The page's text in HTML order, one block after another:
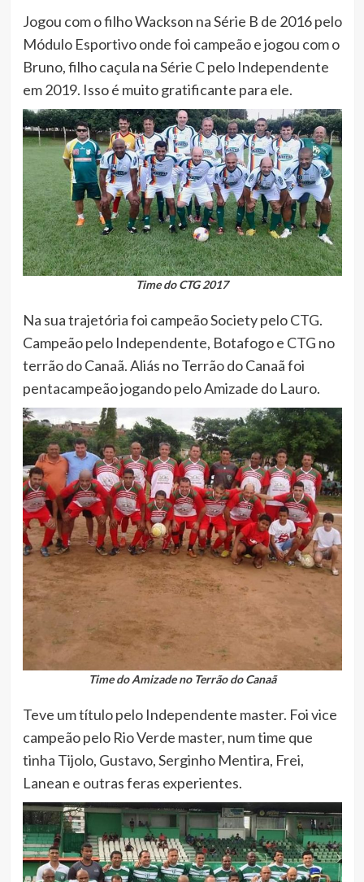
Jogou com o filho Wackson na Série B de 2016 pelo
Módulo Esportivo onde foi campeão e jogou com o
Bruno, filho caçula na Série C pelo Independente
em 2019. Isso é muito gratificante para ele.
Time do CTG 2017
Na sua trajetória foi campeão Society pelo CTG.
Campeão pelo Independente, Botafogo e CTG no
terrão do Canaã. Aliás no Terrão do Canaã foi
pentacampeão jogando pelo Amizade do Lauro.
Time do Amizade no Terrão do Canaã
Teve um título pelo Independente master. Foi vice
campeão pelo Rio Verde master, num time que
tinha Tijolo, Gustavo, Serginho Mentira, Frei,
Lanean e outras feras experientes.